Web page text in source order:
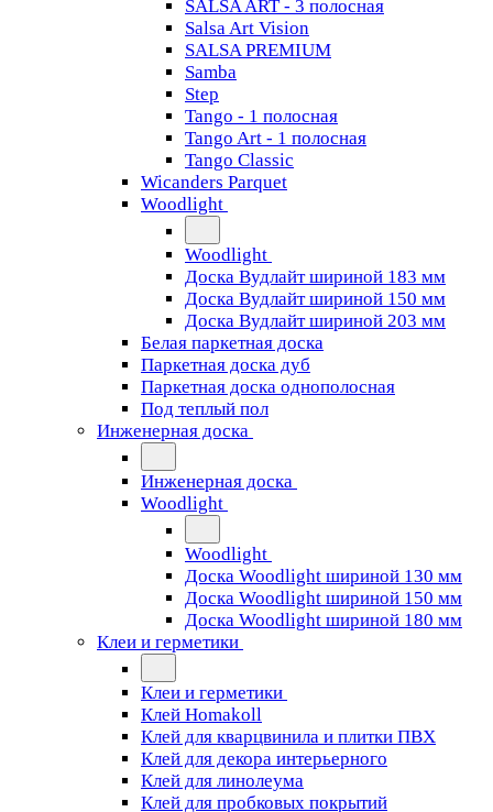
SALSA ART - 3 полосная
Salsa Art Vision
SALSA PREMIUM
Samba
Step
Tango - 1 полосная
Tango Art - 1 полосная
Tango Classiс
Wicanders Parquet
Woodlight
Woodlight
Доска Вудлайт шириной 183 мм
Доска Вудлайт шириной 150 мм
Доска Вудлайт шириной 203 мм
Белая паркетная доска
Паркетная доска дуб
Паркетная доска однополосная
Под теплый пол
Инженерная доска
Инженерная доска
Woodlight
Woodlight
Доска Woodlight шириной 130 мм
Доска Woodlight шириной 150 мм
Доска Woodlight шириной 180 мм
Клеи и герметики
Клеи и герметики
Клей Homakoll
Клей для кварцвинила и плитки ПВХ
Клей для декора интерьерного
Клей для линолеума
Клей для пробковых покрытий